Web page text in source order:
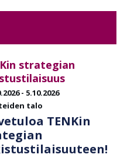
strategian
- 5.10.2026
talo
TENKin